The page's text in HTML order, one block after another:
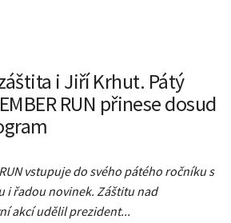
i Jiří Krhut. Pátý
RUN přinese dosud
vstupuje do svého pátého ročníku s
i řadou novinek. Záštitu nad
akcí udělil prezident...